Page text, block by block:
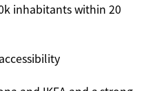
inhabitants within 20